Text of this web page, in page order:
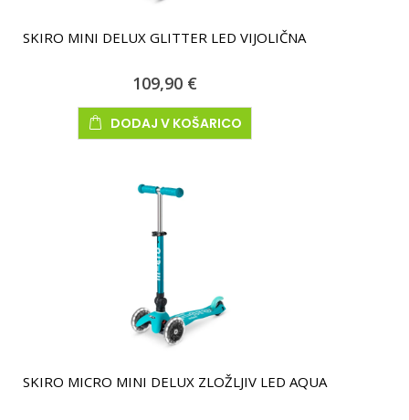
SKIRO MINI DELUX GLITTER LED VIJOLIČNA
109,90 €
DODAJ V KOŠARICO
SKIRO MICRO MINI DELUX ZLOŽLJIV LED AQUA